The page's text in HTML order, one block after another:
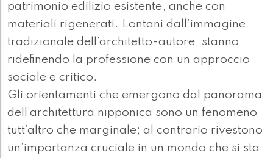
patrimonio edilizio esistente, anche con
materiali rigenerati. Lontani dall’immagine
tradizionale dell’architetto-autore, stanno
ridefinendo la professione con un approccio
sociale e critico.
Gli orientamenti che emergono dal panorama
dell’architettura nipponica sono un fenomeno
tutt’altro che marginale; al contrario rivestono
un’importanza cruciale in un mondo che si sta